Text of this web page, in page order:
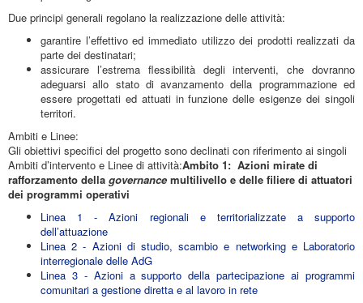
Due principi generali regolano la realizzazione delle attività:
garantire l’effettivo ed immediato utilizzo dei prodotti realizzati da
parte dei destinatari;
assicurare l’estrema flessibilità degli interventi, che dovranno
adeguarsi allo stato di avanzamento della programmazione ed
essere progettati ed attuati in funzione delle esigenze dei singoli
territori.
Ambiti e Linee:
Gli obiettivi specifici del progetto sono declinati con riferimento ai singoli
Ambiti d’intervento e Linee di attività:Ambito 1: Azioni mirate di
rafforzamento della governance multilivello e delle filiere di attuatori
dei programmi operativi
Linea 1 - Azioni regionali e territorializzate a supporto
dell’attuazione
Linea 2 - Azioni di studio, scambio e networking e Laboratorio
interregionale delle AdG
Linea 3 - Azioni a supporto della partecipazione ai programmi
comunitari a gestione diretta e al lavoro in rete